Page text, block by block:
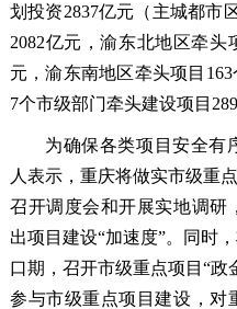
划投资2837亿元（主城都市
2082亿元，渝东北地区牵头
元，渝东南地区牵头项目
7个市级部门牵头建设项目
为确保各类项目安全有
人表示，重庆将做实市级重
召开调度会和开展实地调研
出项目建设“加速度”。同时
口期，召开市级重点项目“
参与市级重点项目建设，对